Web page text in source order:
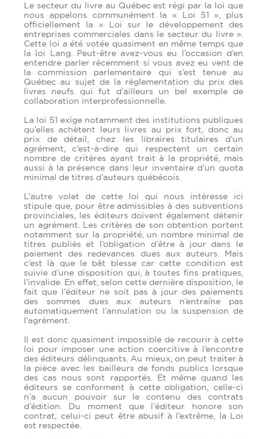
Le secteur du livre au Québec est régi par la loi que
nous appelons communément la « Loi 51 », plus
officiellement la « Loi sur le développement des
entreprises commerciales dans le secteur du livre ».
Cette loi a été votée quasiment en même temps que
la loi Lang. Peut-être avez-vous eu l’occasion d’en
entendre parler récemment si vous avez eu vent de
la commission parlementaire qui s’est tenue au
Québec au sujet de la réglementation du prix des
livres neufs qui fut d’ailleurs un bel exemple de
collaboration interprofessionnelle.
La loi 51 exige notamment des institutions publiques
qu’elles achètent leurs livres au prix fort, donc au
prix de détail, chez les libraires titulaires d’un
agrément, c’est-à-dire qui respectent un certain
nombre de critères ayant trait à la propriété, mais
aussi à la présence dans leur inventaire d’un quota
minimal de titres d’auteurs québécois.
L’autre volet de cette loi qui nous intéresse ici
stipule que, pour être admissibles à des subventions
provinciales, les éditeurs doivent également détenir
un agrément. Les critères de son obtention portent
notamment sur la propriété, un nombre minimal de
titres publiés et l’obligation d’être à jour dans le
paiement des redevances dues aux auteurs. Mais
c’est là que le bât blesse car cette condition est
suivie d’une disposition qui, à toutes fins pratiques,
l’invalide. En effet, selon cette dernière disposition, le
fait que l’éditeur ne soit pas à jour des paiements
des sommes dues aux auteurs n’entraîne pas
automatiquement l’annulation ou la suspension de
l’agrément.
Il est donc quasiment impossible de recourir à cette
loi pour imposer une action coercitive à l’encontre
des éditeurs délinquants. Au mieux, on peut traiter à
la pièce avec les bailleurs de fonds publics lorsque
des cas nous sont rapportés. Et même quand les
éditeurs se conforment à cette obligation, celle-ci
n’a aucun pouvoir sur le contenu des contrats
d’édition. Du moment que l’éditeur honore son
contrat, celui-ci peut être abusif à l’extrême, la Loi
est respectée.